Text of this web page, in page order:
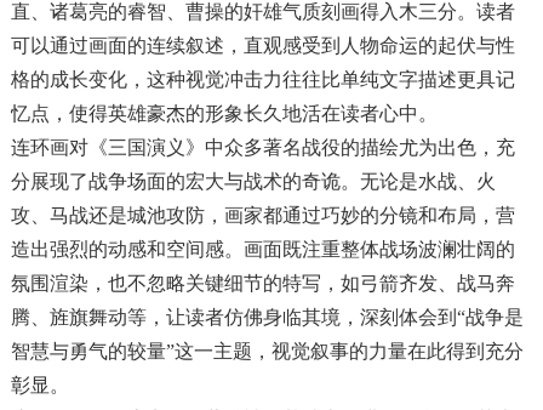
直、诸葛亮的睿智、曹操的奸雄气质刻画得入木三分。读者
可以通过画面的连续叙述，直观感受到人物命运的起伏与性
格的成长变化，这种视觉冲击力往往比单纯文字描述更具记
忆点，使得英雄豪杰的形象长久地活在读者心中。
连环画对《三国演义》中众多著名战役的描绘尤为出色，充
分展现了战争场面的宏大与战术的奇诡。无论是水战、火
攻、马战还是城池攻防，画家都通过巧妙的分镜和布局，营
造出强烈的动感和空间感。画面既注重整体战场波澜壮阔的
氛围渲染，也不忽略关键细节的特写，如弓箭齐发、战马奔
腾、旌旗舞动等，让读者仿佛身临其境，深刻体会到“战争是
智慧与勇气的较量”这一主题，视觉叙事的力量在此得到充分
彰显。